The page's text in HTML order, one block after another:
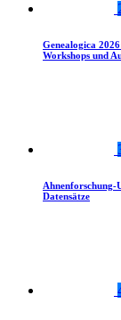
Genealogica
Workshops und
Datensätze